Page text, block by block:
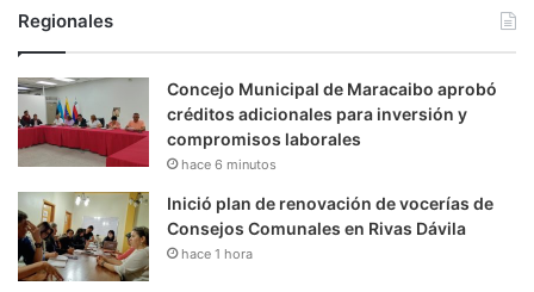
Regionales
Concejo Municipal de Maracaibo aprobó
créditos adicionales para inversión y
compromisos laborales
hace 6 minutos
Inició plan de renovación de vocerías de
Consejos Comunales en Rivas Dávila
hace 1 hora